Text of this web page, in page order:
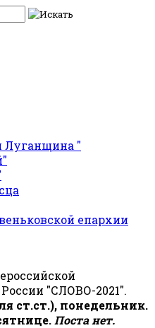
Луганщина "
епархии
"СЛОВО-2021".
ст.ст.), понедельник.
Поста нет.